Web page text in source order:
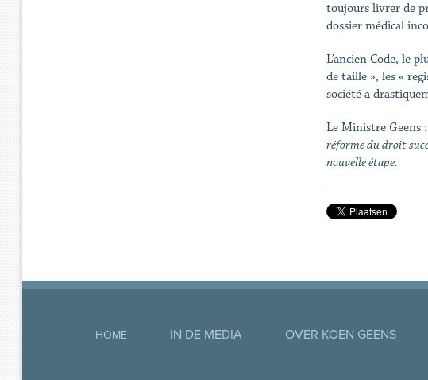
toujours livrer de
dossier médical
L’ancien Code, le
de taille », les «
société a
Le Ministre Geens :
réforme du droit
nouvelle étape.
HOME IN DE MEDIA OVER KOEN GEENS